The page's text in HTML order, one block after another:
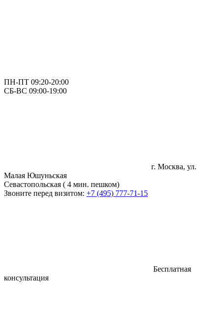
ПН-ПТ 09:20-20:00
СБ-ВС 09:00-19:00
г. Москва, ул.
Малая Юшуньская
Севастопольская ( 4 мин. пешком)
Звоните перед визитом: +7 (495) 777-71-15
Бесплатная
консультация